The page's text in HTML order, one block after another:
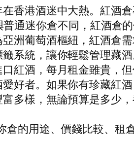
香港酒迷中大熱。紅酒
通迷你倉不同，紅酒倉
洲葡萄酒樞紐，紅酒倉
系統，讓你輕鬆管理藏
紅酒，每月租金雖貴，
好者。如果你有珍藏紅
多樣，無論預算是多少
倉的用途、價錢比較、租